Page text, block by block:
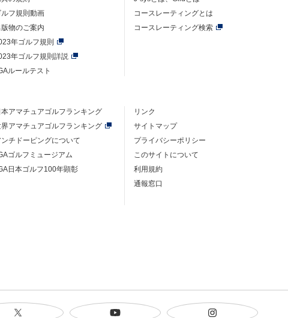
ルフ規則動画
版物のご案内
年ゴルフ規則
年ゴルフ規則詳説
ルールテスト
コースレーティングとは
コースレーティング検索
本アマチュアゴルフランキング
界アマチュアゴルフランキング
ンチドーピングについて
ゴルフミュージアム
日本ゴルフ100年顕彰
リンク
サイトマップ
プライバシーポリシー
このサイトについて
利用規約
通報窓口